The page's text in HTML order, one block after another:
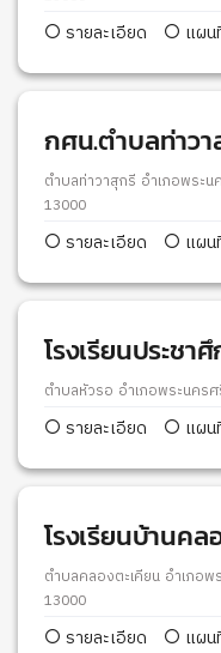
รายละเอียด แผน
กศน.ตำบลท่าว
ตำบลท่าวาสุกรี อำเภอพระ
13000
รายละเอียด แผน
โรงเรียนประชา
ตำบลหัวรอ อำเภอพระนคร
รายละเอียด แผน
โรงเรียนบ้านค
ตำบลคลองตะเคียน อำเภอ
13000
รายละเอียด แผน